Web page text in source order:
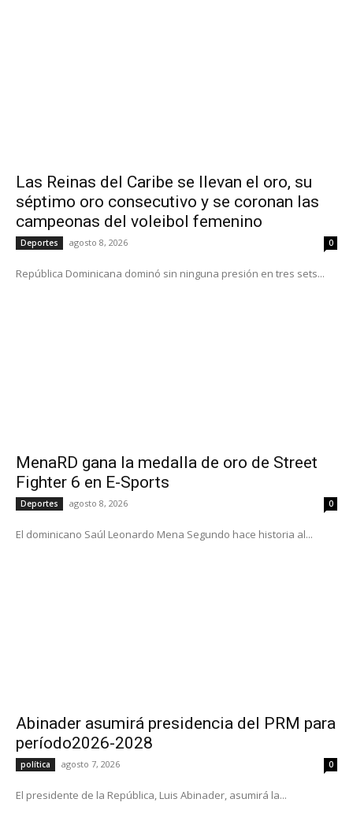
Las Reinas del Caribe se llevan el oro, su
séptimo oro consecutivo y se coronan las
campeonas del voleibol femenino
Deportes agosto 8, 2026 0
República Dominicana dominó sin ninguna presión en tres sets...
MenaRD gana la medalla de oro de Street
Fighter 6 en E-Sports
Deportes agosto 8, 2026 0
El dominicano Saúl Leonardo Mena Segundo hace historia al...
Abinader asumirá presidencia del PRM para
período2026-2028
política agosto 7, 2026 0
El presidente de la República, Luis Abinader, asumirá la...